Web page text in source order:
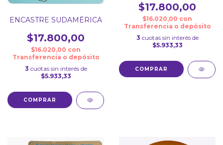
ENCASTRE SUDAMÉRICA
$17.800,00
$16.020,00 con
Transferencia o depósito
3 cuotas sin interés de
$5.933,33
$17.800,00
$16.020,00 con
Transferencia o depósito
3 cuotas sin interés de
$5.933,33